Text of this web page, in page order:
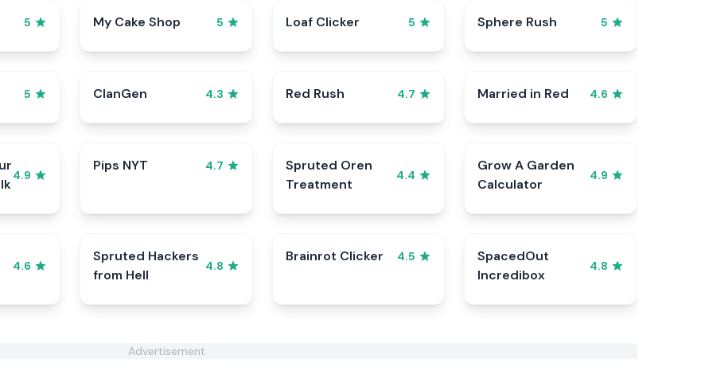
5 My Cake Shop 5 Loaf Clicker 5 Sphere Rush 5
5 ClanGen 4.3 Red Rush 4.7 Married in Red 4.6
4.9
Pips NYT 4.7
Spruted Oren
Treatment
4.4
Grow A Garden
Calculator
4.9
4.6
Spruted Hackers
from Hell
4.8
Brainrot Clicker 4.5
SpacedOut
Incredibox
4.8
Advertisement